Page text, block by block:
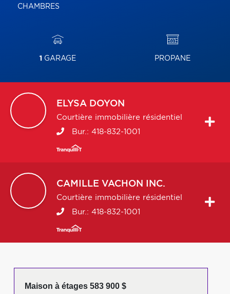
CHAMBRES
1 GARAGE PROPANE
ELYSA DOYON
Courtière immobilière résidentiel
Bur.: 418-832-1001
CAMILLE VACHON INC.
Courtière immobilière résidentiel
Bur.: 418-832-1001
Maison à étages 583 900 $